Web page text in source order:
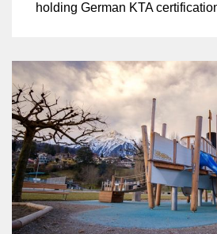
holding German KTA
AD 2000 certifications.
pressure vessels and piping
Schmiedetechnik provides
solutions for industries like
power generation,
cryogenics, ensuring strength,
critical applications.